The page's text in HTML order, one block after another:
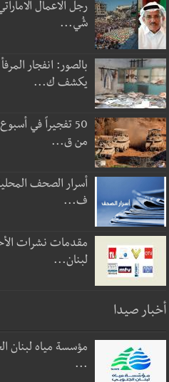
شُي...
يكشف ك...
50 تفجيراً في
من ق...
أسرار الصحف
ف...
مقدمات نشرات
لبنان...
أخبار صيدا
مؤسسة مياه لبنان
...